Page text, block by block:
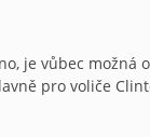
je vůbec možná
pro voliče